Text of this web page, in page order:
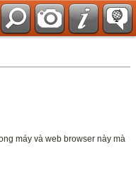
máy và web browser này mà